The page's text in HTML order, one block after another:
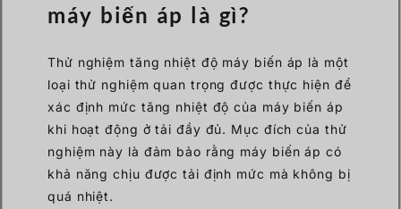
máy biến áp là gì?
Thử nghiệm tăng nhiệt độ máy biến áp là một
loại thử nghiệm quan trọng được thực hiện để
xác định mức tăng nhiệt độ của máy biến áp
khi hoạt động ở tải đầy đủ. Mục đích của thử
nghiệm này là đảm bảo rằng máy biến áp có
khả năng chịu được tải định mức mà không bị
quá nhiệt.